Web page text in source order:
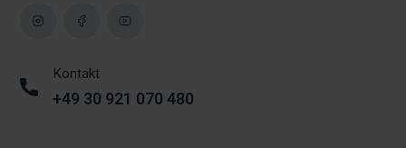
Kontakt
+49 30 921 070 480